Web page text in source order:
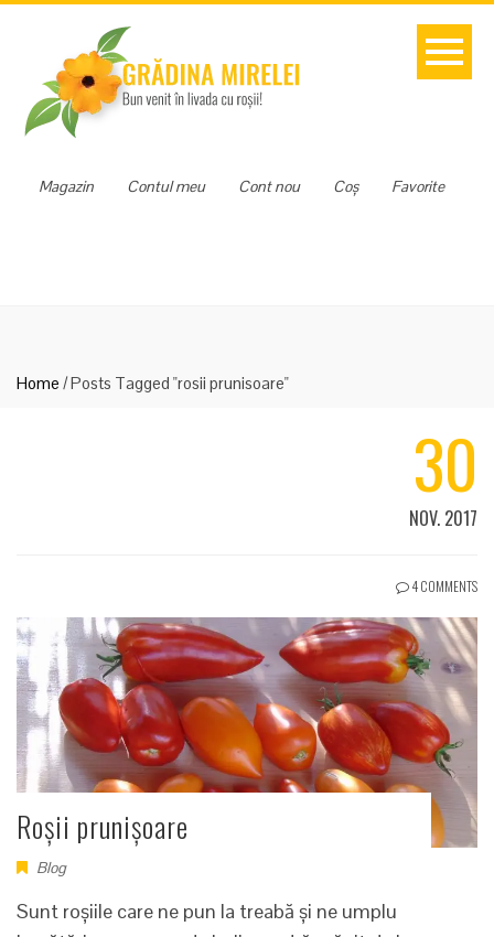
Favorite
Coș
Cont nou
Contul meu
Magazin
Home /Posts Tagged "rosii prunisoare"
30
NOV. 2017
4 COMMENTS
Roșii prunișoare
Blog
Sunt roșiile care ne pun la treabă și ne umplu